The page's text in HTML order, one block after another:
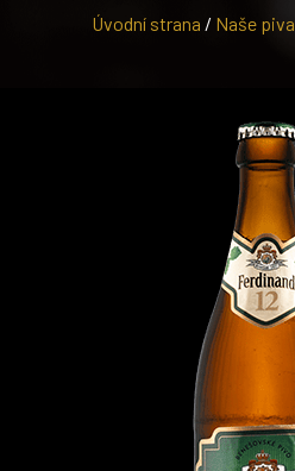
Úvodní strana / Naše piva